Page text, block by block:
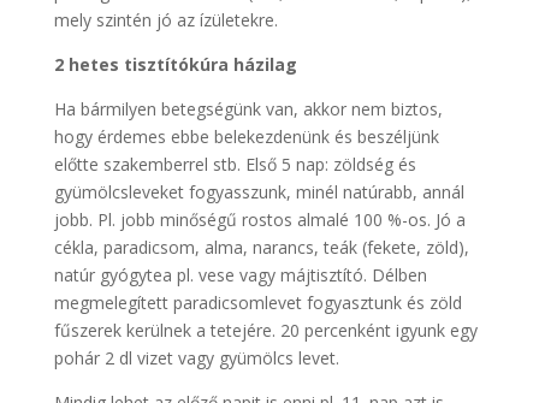
mely szintén jó az ízületekre.
2 hetes tisztítókúra házilag
Ha bármilyen betegségünk van, akkor nem biztos,
hogy érdemes ebbe belekezdenünk és beszéljünk
előtte szakemberrel stb. Első 5 nap: zöldség és
gyümölcsleveket fogyasszunk, minél natúrabb, annál
jobb. Pl. jobb minőségű rostos almalé 100 %-os. Jó a
cékla, paradicsom, alma, narancs, teák (fekete, zöld),
natúr gyógytea pl. vese vagy májtisztító. Délben
megmelegített paradicsomlevet fogyasztunk és zöld
fűszerek kerülnek a tetejére. 20 percenként igyunk egy
pohár 2 dl vizet vagy gyümölcs levet.